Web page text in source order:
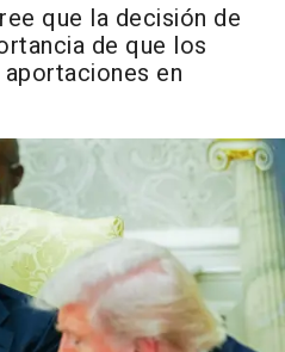
que la decisión de
de que los
en